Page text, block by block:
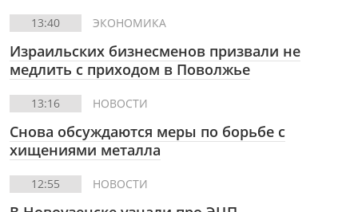
13:40 ЭКОНОМИКА
Израильских бизнесменов призвали не
медлить с приходом в Поволжье
13:16 НОВОСТИ
Снова обсуждаются меры по борьбе с
хищениями металла
12:55 НОВОСТИ